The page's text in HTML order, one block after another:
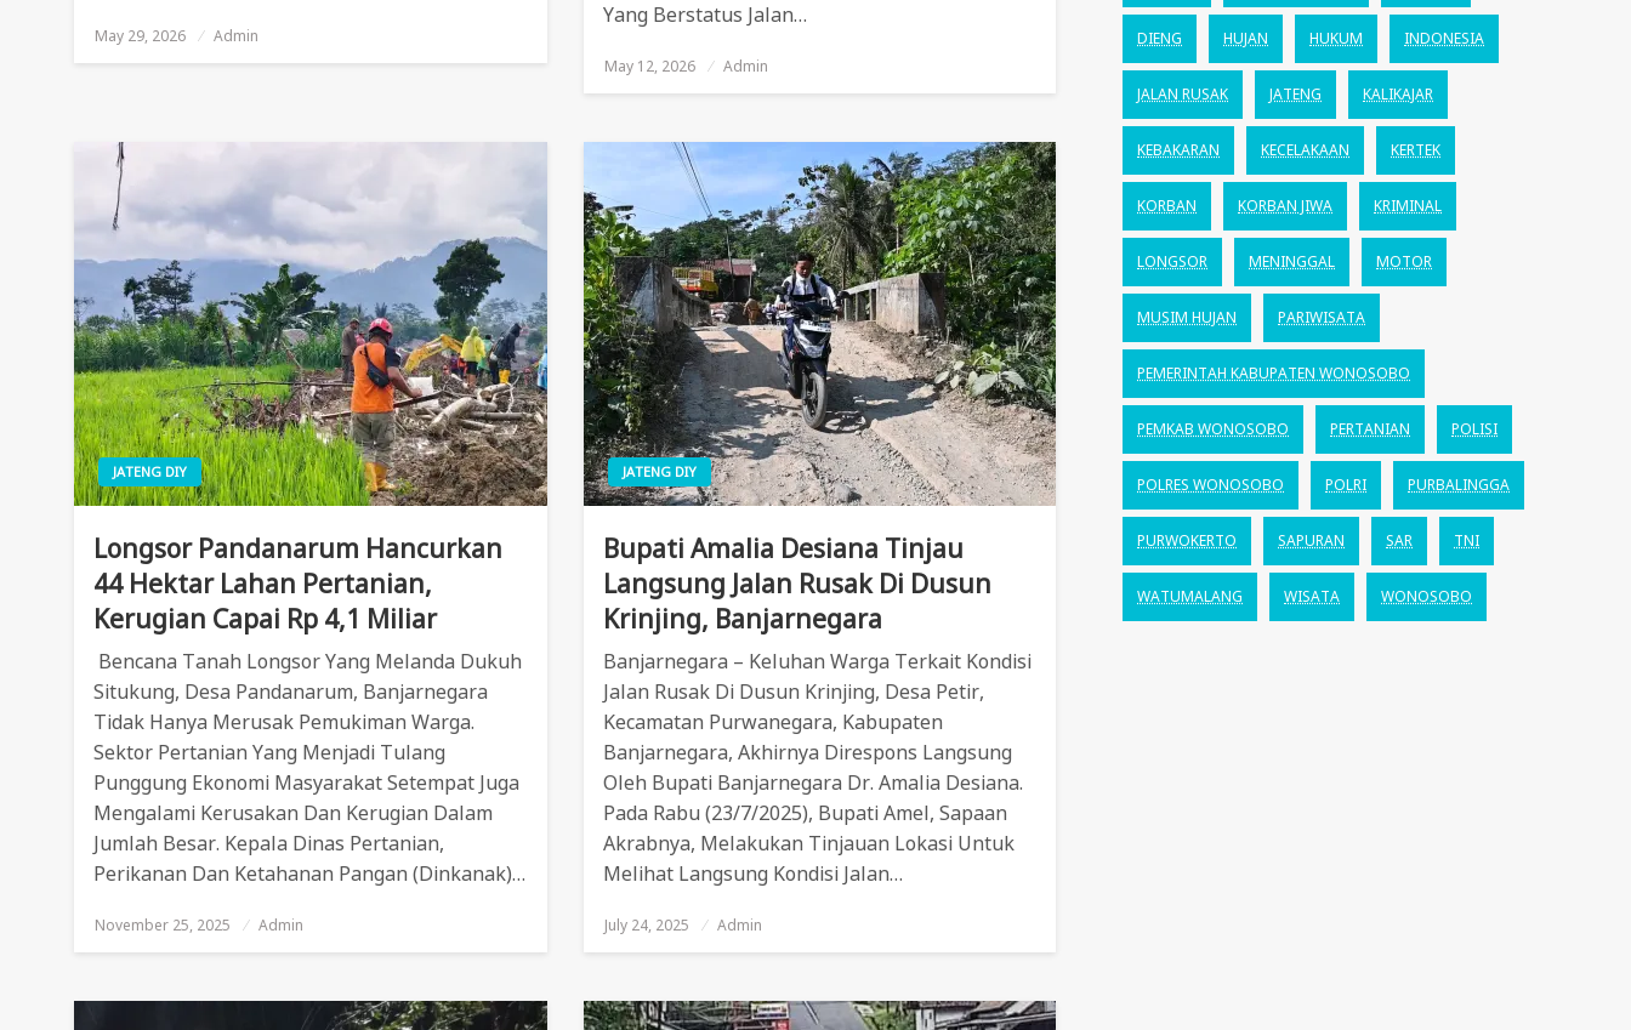
Posted
On
May 29, 2026 Admin
Yang Berstatus Jalan…
Posted
On
May 12, 2026 Admin
JATENG DIY
Longsor Pandanarum Hancurkan
44 Hektar Lahan Pertanian,
Kerugian Capai Rp 4,1 Miliar
Bencana Tanah Longsor Yang Melanda Dukuh
Situkung, Desa Pandanarum, Banjarnegara
Tidak Hanya Merusak Pemukiman Warga.
Sektor Pertanian Yang Menjadi Tulang
Punggung Ekonomi Masyarakat Setempat Juga
Mengalami Kerusakan Dan Kerugian Dalam
Jumlah Besar. Kepala Dinas Pertanian,
Perikanan Dan Ketahanan Pangan (Dinkanak)…
Posted
November 25, 2025 Admin
JATENG DIY
Bupati Amalia Desiana Tinjau
Langsung Jalan Rusak Di Dusun
Krinjing, Banjarnegara
Banjarnegara – Keluhan Warga Terkait Kondisi
Jalan Rusak Di Dusun Krinjing, Desa Petir,
Kecamatan Purwanegara, Kabupaten
Banjarnegara, Akhirnya Direspons Langsung
Oleh Bupati Banjarnegara Dr. Amalia Desiana.
Pada Rabu (23/7/2025), Bupati Amel, Sapaan
Akrabnya, Melakukan Tinjauan Lokasi Untuk
Melihat Langsung Kondisi Jalan…
Posted
On
July 24, 2025 Admin
DIENG HUJAN HUKUM INDONESIA
JALAN RUSAK JATENG KALIKAJAR
KEBAKARAN KECELAKAAN KERTEK
KORBAN KORBAN JIWA KRIMINAL
LONGSOR MENINGGAL MOTOR
MUSIM HUJAN PARIWISATA
PEMERINTAH KABUPATEN WONOSOBO
PEMKAB WONOSOBO PERTANIAN POLISI
POLRES WONOSOBO POLRI PURBALINGGA
PURWOKERTO SAPURAN SAR TNI
WATUMALANG WISATA WONOSOBO